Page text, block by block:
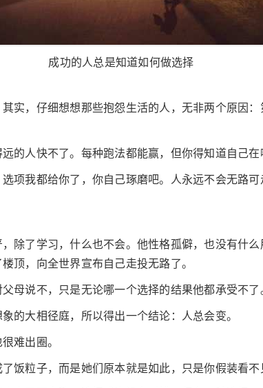
成功的人总是知道如何做选择
实，仔细想想那些抱怨生活的人，无非两个原因
的人快不了。每种跑法都能赢，但你得知道自己在
项我都给你了，你自己琢磨吧。人永远不会无路
除了学习，什么也不会。他性格孤僻，也没有什
顶，向全世界宣布自己走投无路了。
母说不，只是无论哪一个选择的结果他都承受不了
的大相径庭，所以得出一个结论：人总会变。
难出圈。
饭粒子，而是她们原本就是如此，只是你假装看不